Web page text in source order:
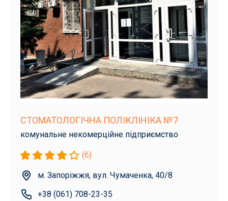
СТОМАТОЛОГІЧНА ПОЛІКЛІНІКА №7
комунальне некомерційне підприємство
(6)
м. Запоріжжя, вул. Чумаченка, 40/8
+38 (061) 708-23-35